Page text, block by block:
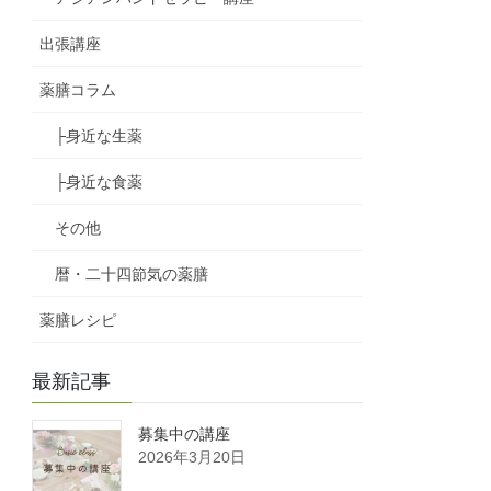
出張講座
薬膳コラム
├身近な生薬
├身近な食薬
その他
暦・二十四節気の薬膳
薬膳レシピ
最新記事
募集中の講座
2026年3月20日